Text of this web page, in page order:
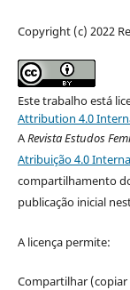
Copyright (c) 2022
Este trabalho está
Attribution 4.0
ARevista Estudos
Atribuição 4.0
compartilhamento
publicação inicial
A licença permite:
Compartilhar